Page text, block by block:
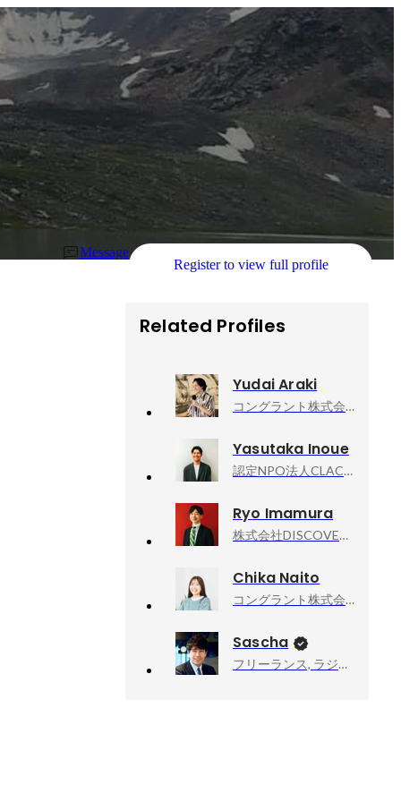
Message
Register to view full profile
Related Profiles
Yudai Araki
コングラント株式会社, 開発セクション/プロダクトマネージャー
Yasutaka Inoue
認定NPO法人CLACK, 代表
Ryo Imamura
株式会社DISCOVERY STUDIO, 代表取締役／教育コーディネーター
Chika Naito
コングラント株式会社, 経営企画室室長
Sascha
フリーランス, ラジオDJ・ナビゲーター